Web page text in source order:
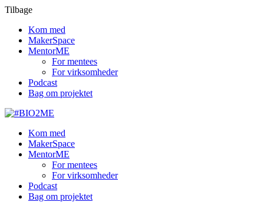
Tilbage
Kom med
MakerSpace
MentorME
For mentees
For virksomheder
Podcast
Bag om projektet
Kom med
MakerSpace
MentorME
For mentees
For virksomheder
Podcast
Bag om projektet